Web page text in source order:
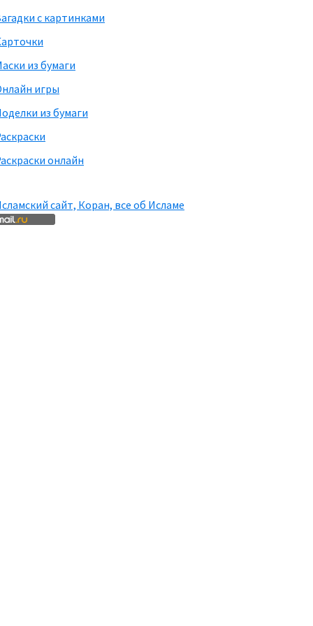
с картинками
из бумаги
игры
из бумаги
онлайн
сайт, Коран, все об Исламе